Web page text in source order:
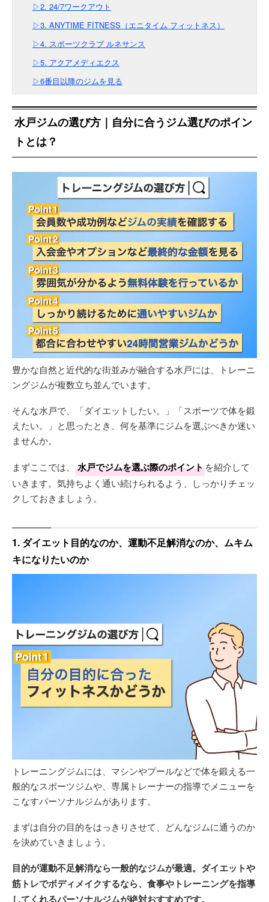
▷2. 24/7ワークアウト
▷3. ANYTIME FITNESS（エニタイム フィットネス）
▷4. スポーツクラブ ルネサンス
▷5. アクアメディエクス
▷6番目以降のジムを見る
水戸ジムの選び方｜自分に合うジム選びのポイン
トとは？
豊かな自然と近代的な街並みが融合する水戸には、トレーニ
ングジムが複数立ち並んでいます。
そんな水戸で、「ダイエットしたい。」「スポーツで体を鍛
えたい。」と思ったとき、何を基準にジムを選ぶべきか迷い
ませんか。
まずここでは、 水戸でジムを選ぶ際のポイントを紹介して
いきます。気持ちよく通い続けられるよう、しっかりチェッ
クしておきましょう。
1. ダイエット目的なのか、運動不足解消なのか、ムキム
キになりたいのか
トレーニングジムには、マシンやプールなどで体を鍛える一
般的なスポーツジムや、専属トレーナーの指導でメニューを
こなすパーソナルジムがあります。
まずは自分の目的をはっきりさせて、どんなジムに通うのか
を決めていきましょう。
目的が運動不足解消なら一般的なジムが最適。ダイエットや
筋トレでボディメイクするなら、食事やトレーニングを指導
してくれるパーソナルジムが絶対おすすめです。